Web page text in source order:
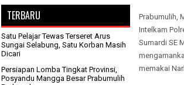
Prabumulih,
Intelkam
Sumardi SE
memakai
TERBARU
Satu Pelajar Tewas Terseret Arus
Sungai Selabung, Satu Korban Masih
Dicari
Persiapan Lomba Tingkat Provinsi,
Posyandu Mangga Besar Prabumulih